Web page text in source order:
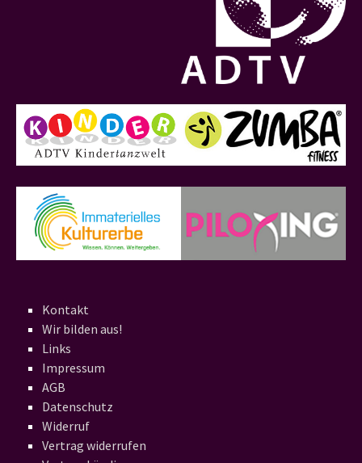
Kontakt
Wir bilden aus!
Links
Impressum
AGB
Datenschutz
Widerruf
Vertrag widerrufen